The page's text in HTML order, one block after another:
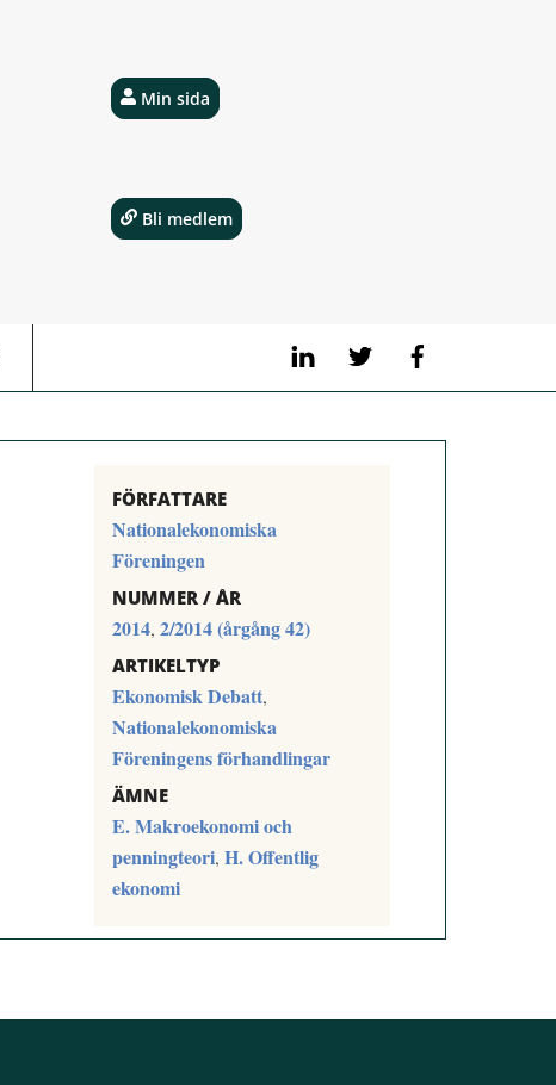
LinkedIn Twitter
Min sida
Bli medlem
FÖRFATTARE
Nationalekonomiska
Föreningen
NUMMER / ÅR
2014, 2/2014 (årgång 42)
ARTIKELTYP
Ekonomisk Debatt,
Nationalekonomiska
Föreningens förhandlingar
ÄMNE
E. Makroekonomi och
penningteori, H. Offentlig
ekonomi